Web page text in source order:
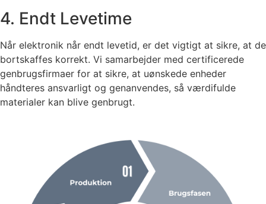
4. Endt Levetime
Når elektronik når endt levetid, er det vigtigt at sikre, at de
bortskaffes korrekt. Vi samarbejder med certificerede
genbrugsfirmaer for at sikre, at uønskede enheder
håndteres ansvarligt og genanvendes, så værdifulde
materialer kan blive genbrugt.